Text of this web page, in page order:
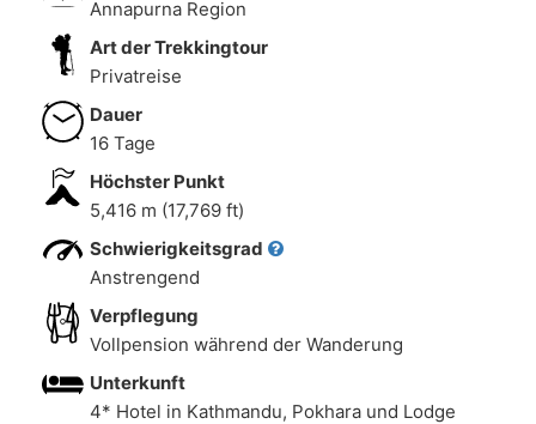
Annapurna Region
Art der Trekkingtour
Privatreise
Dauer
16 Tage
Höchster Punkt
5,416 m (17,769 ft)
Schwierigkeitsgrad
Anstrengend
Verpflegung
Vollpension während der Wanderung
Unterkunft
4* Hotel in Kathmandu, Pokhara und Lodge